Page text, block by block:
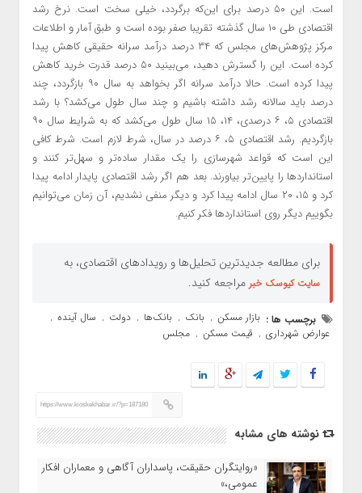
است. این ۵۰ درصد برای این‌که برگردد، خیلی سخت است. نرخ رشد
اقتصادی طی ۱۰ سال گذشته تقریبا صفر بوده است و طبق آمار و اطلاعات
مرکز پژوهش‌های مجلس که ۳۴ درصد درآمد سرانه حقیقی کاهش پیدا
کرده است. این را گسترش دهید، می‌بینید ۵۰ درصد قدرت خرید کاهش
پیدا کرده است. حالا درآمد سرانه اگر بخواهد به سال ۹۰ بازگردد، چند
درصد باید سالانه رشد داشته باشیم و چند سال طول می‌کشد؟ با رشد
اقتصادی ۵، ۶ درصدی، ۱۴، ۱۵ سال طول می‌کشد که به شرایط سال ۹۰
بازگردیم. رشد اقتصادی ۵، ۶ درصد در سال، شرط لازم است. شرط کافی
این است که قواعد شهرسازی را یک مقدار ساده‌تر و سهل‌تر کنند و
استانداردها را پایین‌تر بیاورند. بعد هم اگر رشد اقتصادی پایدار ادامه پیدا
کرد و ۱۵، ۲۰ سال ادامه پیدا کرد و دیگر منفی نشدیم، آن زمان می‌توانیم
بگوییم دیگر روی استانداردها فکر کنیم.
برای مطالعه جدیدترین تحلیل‌ها و رویدادهای اقتصادی، به
سایت کیوسک خبر مراجعه کنید.
برچسب ها : بازار مسکن , بانک , بانک‌ها , دولت , سال آینده ,
عوارض شهرداری , قیمت مسکن , مجلس
https://www.kioskekhabar.ir/?p=187180
نوشته های مشابه
«روایتگران حقیقت، پاسداران آگاهی و معماران افکار
عمومی،»